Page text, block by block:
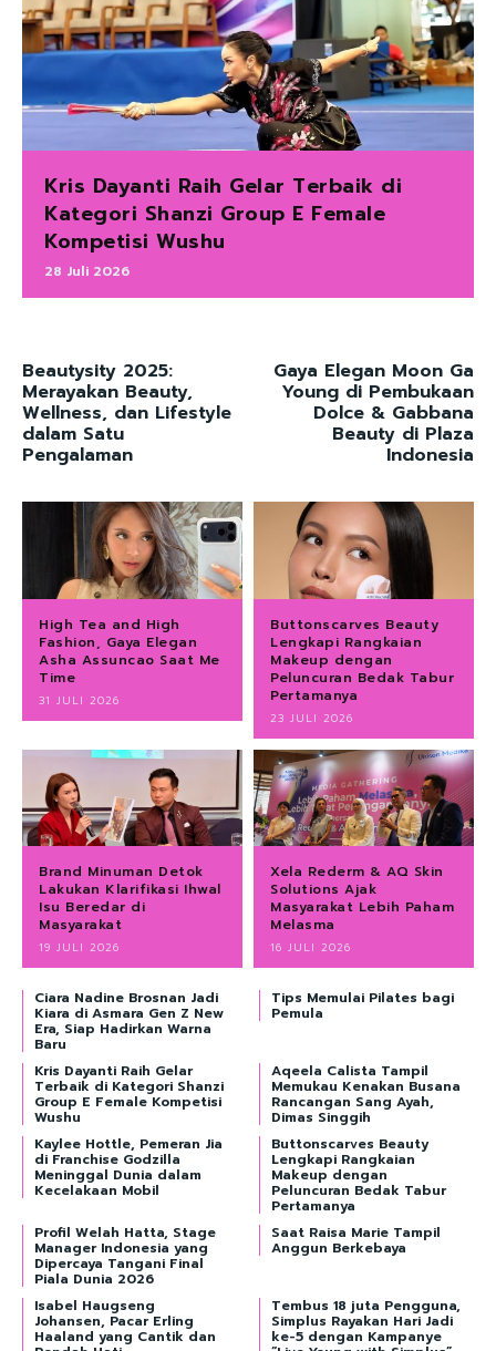
Kris Dayanti Raih Gelar Terbaik di
Kategori Shanzi Group E Female
Kompetisi Wushu
28 Juli 2026
Beautysity 2025:
Merayakan Beauty,
Wellness, dan Lifestyle
dalam Satu
Pengalaman
Gaya Elegan Moon Ga
Young di Pembukaan
Dolce & Gabbana
Beauty di Plaza
Indonesia
High Tea and High
Fashion, Gaya Elegan
Asha Assuncao Saat Me
Time
31 JULI 2026
Buttonscarves Beauty
Lengkapi Rangkaian
Makeup dengan
Peluncuran Bedak Tabur
Pertamanya
23 JULI 2026
Brand Minuman Detok
Lakukan Klarifikasi Ihwal
Isu Beredar di
Masyarakat
19 JULI 2026
Xela Rederm & AQ Skin
Solutions Ajak
Masyarakat Lebih Paham
Melasma
16 JULI 2026
Ciara Nadine Brosnan Jadi
Kiara di Asmara Gen Z New
Era, Siap Hadirkan Warna
Baru
Tips Memulai Pilates bagi
Pemula
Kris Dayanti Raih Gelar
Terbaik di Kategori Shanzi
Group E Female Kompetisi
Wushu
Aqeela Calista Tampil
Memukau Kenakan Busana
Rancangan Sang Ayah,
Dimas Singgih
Kaylee Hottle, Pemeran Jia
di Franchise Godzilla
Meninggal Dunia dalam
Kecelakaan Mobil
Buttonscarves Beauty
Lengkapi Rangkaian
Makeup dengan
Peluncuran Bedak Tabur
Pertamanya
Profil Welah Hatta, Stage
Manager Indonesia yang
Dipercaya Tangani Final
Piala Dunia 2026
Saat Raisa Marie Tampil
Anggun Berkebaya
Isabel Haugseng
Johansen, Pacar Erling
Haaland yang Cantik dan
Tembus 18 juta Pengguna,
Simplus Rayakan Hari Jadi
ke-5 dengan Kampanye